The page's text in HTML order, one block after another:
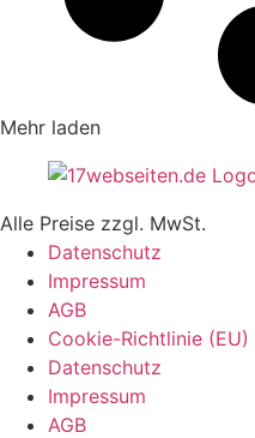
Mehr laden
Alle Preise zzgl. MwSt.
Datenschutz
Impressum
AGB
Cookie-Richtlinie (EU)
Datenschutz
Impressum
AGB